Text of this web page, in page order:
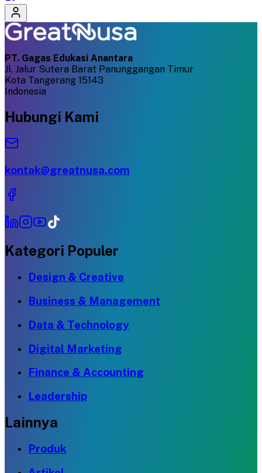
PT. Gagas Edukasi Anantara
Jl. Jalur Sutera Barat Panunggangan Timur
Kota Tangerang 15143
Indonesia
Hubungi Kami
kontak@greatnusa.com
Kategori Populer
Design & Creative
Business & Management
Data & Technology
Digital Marketing
Finance & Accounting
Leadership
Lainnya
Produk